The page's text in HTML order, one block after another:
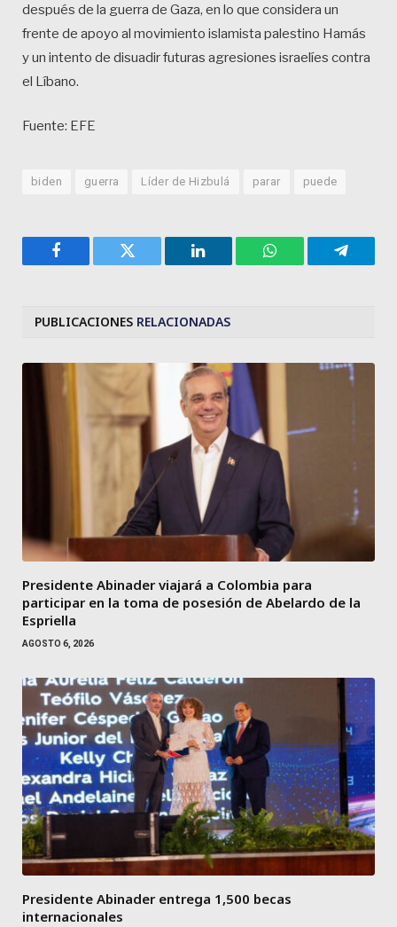
después de la guerra de Gaza, en lo que considera un
frente de apoyo al movimiento islamista palestino Hamás
y un intento de disuadir futuras agresiones israelíes contra
el Líbano.
Fuente: EFE
biden guerra Líder de Hizbulá parar puede
Facebook Twitter LinkedIn WhatsApp
PUBLICACIONES RELACIONADAS
Presidente Abinader viajará a Colombia para
participar en la toma de posesión de Abelardo de la
Espriella
AGOSTO 6, 2026
Presidente Abinader entrega 1,500 becas
internacionales